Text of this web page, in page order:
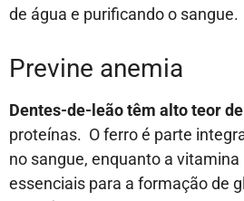
de água e purificando o sangue.
Previne anemia
Dentes-de-leão têm alto teor
proteínas. O ferro é parte
no sangue, enquanto a vitamina
essenciais para a formação de